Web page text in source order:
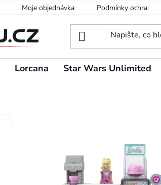
Moje objednávka Podmínky ochrany
Lorcana Star Wars Unlimited